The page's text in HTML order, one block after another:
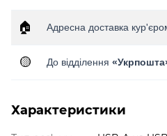
🏠 Адресна доставка
🟡 До відділення
Характеристики